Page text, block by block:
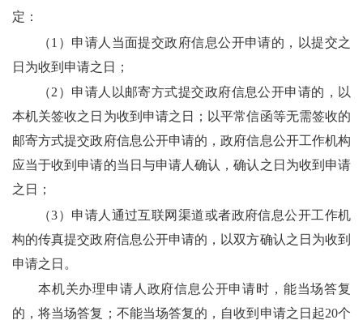
定：
（1）申请人当面提交政府信息公开申请的，以提交之
日为收到申请之日；
（2）申请人以邮寄方式提交政府信息公开申请的，以
本机关签收之日为收到申请之日；以平常信函等无需签收的
邮寄方式提交政府信息公开申请的，政府信息公开工作机构
应当于收到申请的当日与申请人确认，确认之日为收到申请
之日；
（3）申请人通过互联网渠道或者政府信息公开工作机
构的传真提交政府信息公开申请的，以双方确认之日为收到
申请之日。
本机关办理申请人政府信息公开申请时，能当场答复
的，将当场答复；不能当场答复的，自收到申请之日起20个